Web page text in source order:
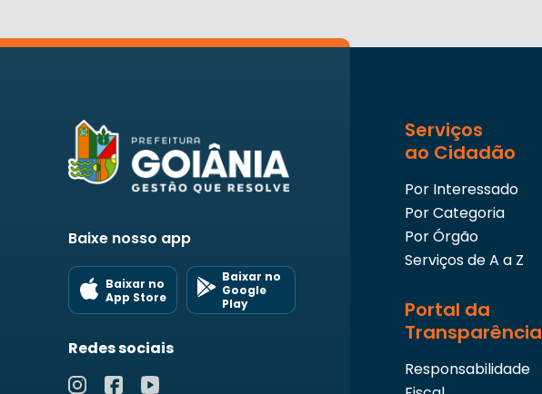
Baixe nosso app
Baixar no
App Store
Baixar no
Google
Play
Redes sociais
Serviços
ao Cidadão
Por Interessado
Por Categoria
Por Órgão
Serviços de A a Z
Portal da
Transparência
Responsabilidade